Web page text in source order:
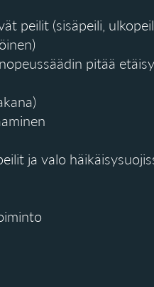
peilit (sisäpeili,
pitää
ja valo